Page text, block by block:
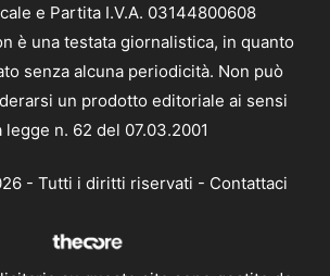
e Partita I.V.A. 03144800608
è una testata giornalistica, in quanto
senza alcuna periodicità. Non può
un prodotto editoriale ai sensi
legge n. 62 del 07.03.2001
- Tutti i diritti riservati - Contattaci